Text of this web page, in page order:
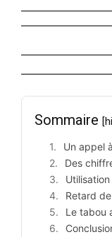
Sommaire
Un appel
Des
Retard
Le tabou